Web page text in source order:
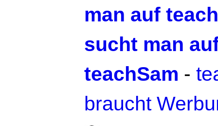
man auf
sucht man
teachSam -
braucht